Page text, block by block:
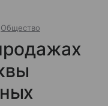
Общество